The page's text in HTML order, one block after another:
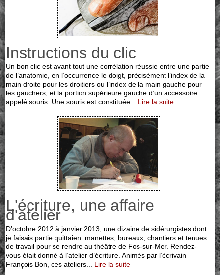
Instructions du clic
Un bon clic est avant tout une corrélation réussie entre une partie
de l’anatomie, en l’occurrence le doigt, précisément l’index de la
main droite pour les droitiers ou l’index de la main gauche pour
les gauchers, et la portion supérieure gauche d’un accessoire
appelé souris. Une souris est constituée... Lire la suite
L'écriture, une affaire
d'atelier
D’octobre 2012 à janvier 2013, une dizaine de sidérurgistes dont
je faisais partie quittaient manettes, bureaux, chantiers et tenues
de travail pour se rendre au théâtre de Fos-sur-Mer. Rendez-
vous était donné à l’atelier d’écriture. Animés par l’écrivain
François Bon, ces ateliers... Lire la suite